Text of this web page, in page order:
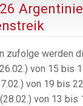
zufolge werden
von 15 bis
von 19 bis
von 13 bis